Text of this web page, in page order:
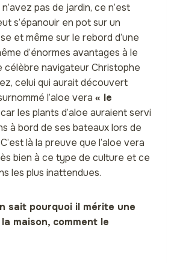
pas de jardin, ce n’est
s’épanouir en pot sur un
et même sur le rebord d’une
d’énormes avantages à le
navigateur Christophe
celui qui aurait découvert
l’aloe vera « le
car les plants d’aloe auraient servi
à bord de ses bateaux lors de
là la preuve que l’aloe vera
bien à ce type de culture et ce
les plus inattendues.
sait pourquoi il mérite une
maison, comment le